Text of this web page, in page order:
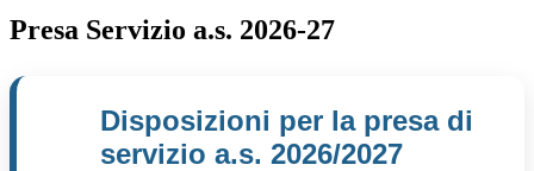
Presa Servizio a.s. 2026-27
Disposizioni per la presa di
servizio a.s. 2026/2027